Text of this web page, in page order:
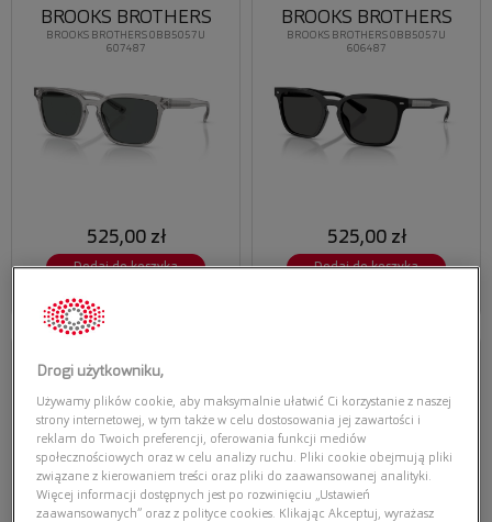
BROOKS BROTHERS 0BB5057U
607487
BROOKS BROTHERS
525,00 zł
Dodaj do koszyka
obecną promocją: 315,00 zł
BROOKS BROTHERS 0BB5057U
606487
BROOKS BROTHERS
525,00 zł
Dodaj do koszyka
wirtualnie
BROOKS BROTHERS 0BB4071 103287
BROOKS BROTHERS 0BB5057U
616987
Drogi użytkowniku,
Używamy plików cookie, aby maksymalnie ułatwić Ci korzystanie z naszej
strony internetowej, w tym także w celu dostosowania jej zawartości i
reklam do Twoich preferencji, oferowania funkcji mediów
społecznościowych oraz w celu analizy ruchu. Pliki cookie obejmują pliki
związane z kierowaniem treści oraz pliki do zaawansowanej analityki.
Więcej informacji dostępnych jest po rozwinięciu „Ustawień
zaawansowanych” oraz z polityce cookies. Klikając Akceptuj, wyrażasz